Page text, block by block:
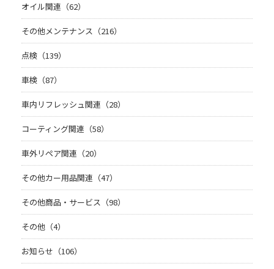
オイル関連（62）
その他メンテナンス（216）
点検（139）
車検（87）
車内リフレッシュ関連（28）
コーティング関連（58）
車外リペア関連（20）
その他カー用品関連（47）
その他商品・サービス（98）
その他（4）
お知らせ（106）